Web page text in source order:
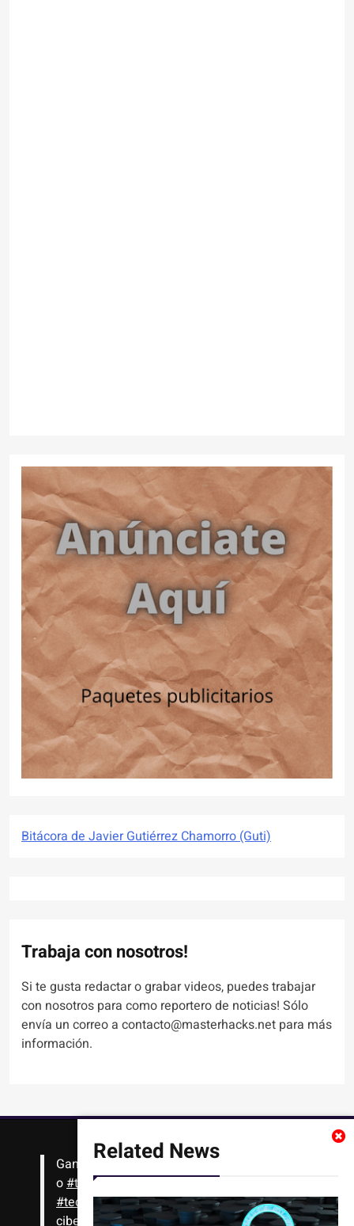
Related News
Bitácora de Javier Gutiérrez Chamorro (Guti)
Trabaja con nosotros!
Si te gusta redactar o grabar videos, puedes trabajar
con nosotros para como reportero de noticias! Sólo
envía un correo a contacto@masterhacks.net para más
información.
Gana #Bitcoin solo con leer artículos, noticias
o#tutoriales
#tecnología,#criptomonedas, seguridad
cibernética y más!! Sólo tienes que registrarte